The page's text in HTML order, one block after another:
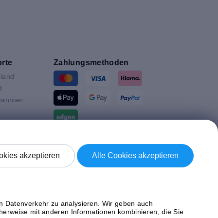
Zahlungsmethoden
Versand mit
akzeptieren
Alle Cookies akzeptieren
Datenverkehr zu analysieren. Wir geben auch
mit anderen Informationen kombinieren, die Sie